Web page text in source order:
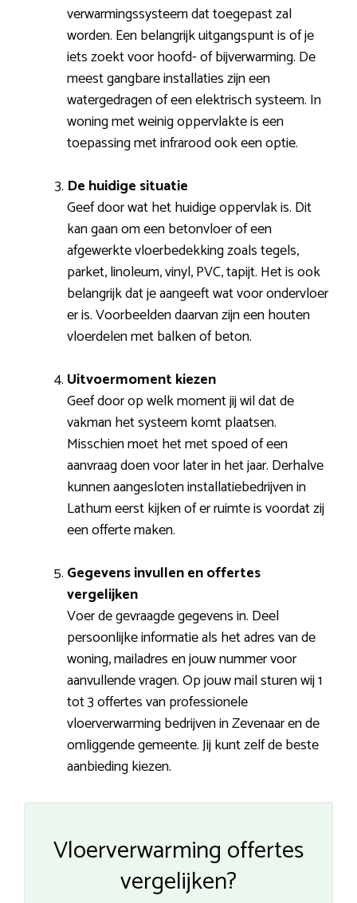
verwarmingssysteem dat toegepast zal
worden. Een belangrijk uitgangspunt is of je
iets zoekt voor hoofd- of bijverwarming. De
meest gangbare installaties zijn een
watergedragen of een elektrisch systeem. In
woning met weinig oppervlakte is een
toepassing met infrarood ook een optie.
De huidige situatie
Geef door wat het huidige oppervlak is. Dit
kan gaan om een betonvloer of een
afgewerkte vloerbedekking zoals tegels,
parket, linoleum, vinyl, PVC, tapijt. Het is ook
belangrijk dat je aangeeft wat voor ondervloer
er is. Voorbeelden daarvan zijn een houten
vloerdelen met balken of beton.
Uitvoermoment kiezen
Geef door op welk moment jij wil dat de
vakman het systeem komt plaatsen.
Misschien moet het met spoed of een
aanvraag doen voor later in het jaar. Derhalve
kunnen aangesloten installatiebedrijven in
Lathum eerst kijken of er ruimte is voordat zij
een offerte maken.
Gegevens invullen en offertes
vergelijken
Voer de gevraagde gegevens in. Deel
persoonlijke informatie als het adres van de
woning, mailadres en jouw nummer voor
aanvullende vragen. Op jouw mail sturen wij 1
tot 3 offertes van professionele
vloerverwarming bedrijven in Zevenaar en de
omliggende gemeente. Jij kunt zelf de beste
aanbieding kiezen.
Vloerverwarming offertes
vergelijken?